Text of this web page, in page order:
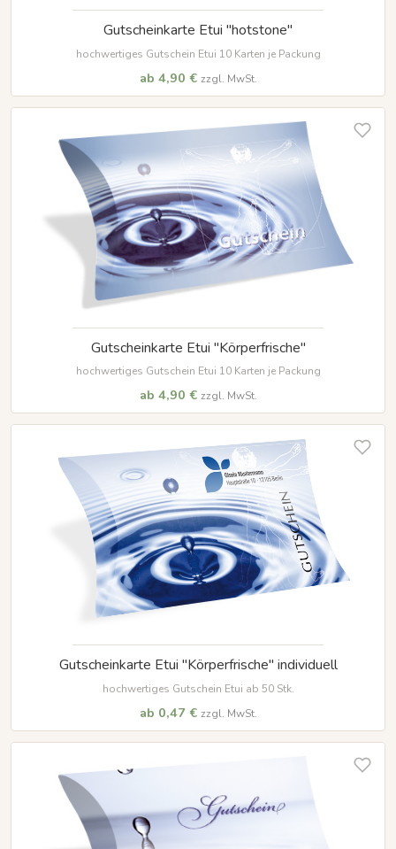
Gutscheinkarte Etui "hotstone"
hochwertiges Gutschein Etui 10 Karten je Packung
ab 4,90 € zzgl. MwSt.
Gutscheinkarte Etui "Körperfrische"
hochwertiges Gutschein Etui 10 Karten je Packung
ab 4,90 € zzgl. MwSt.
Gutscheinkarte Etui "Körperfrische" individuell
hochwertiges Gutschein Etui ab 50 Stk.
ab 0,47 € zzgl. MwSt.